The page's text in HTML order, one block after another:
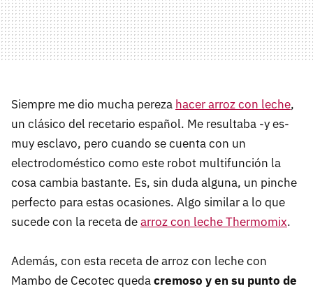
Siempre me dio mucha pereza hacer arroz con leche,
un clásico del recetario español. Me resultaba -y es-
muy esclavo, pero cuando se cuenta con un
electrodoméstico como este robot multifunción la
cosa cambia bastante. Es, sin duda alguna, un pinche
perfecto para estas ocasiones. Algo similar a lo que
sucede con la receta dearroz con leche Thermomix.
Además, con esta receta de arroz con leche con
Mambo de Cecotec quedacremoso y en su punto de